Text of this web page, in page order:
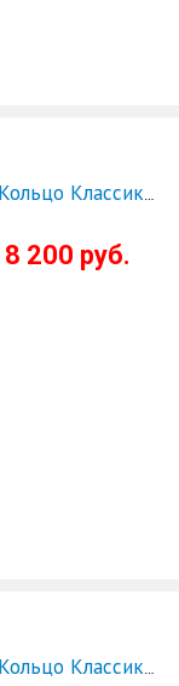
Люстра Кольцо Классика 500 мм - СКИДКА!!!
8 200 руб.